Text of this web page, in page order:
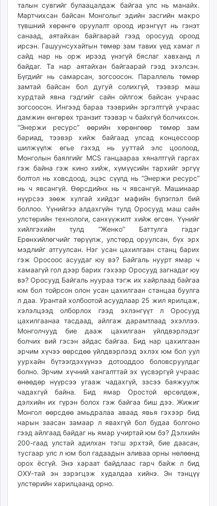
талын сувгийг булаацалдаж байгаа улс нь манайх.
Мартчихсан байсан Монголыг эдийн засгийн макро
түвшний хөрөнгө оруулалт ороод ирэнгүүт нь гэнэт
санаад, аятайхан байгаарай гээд оросууд ороод
ирсэн. Гашуунсухайтын төмөр зам тавих үед хамаг л
сайд нар нь орж ирээд үнэгүй бяслаг хавханд л
байдаг. Та нар аятайхан байгаарай гээд эхэлсэн.
Бүгдийг нь самарсан, зогсоосон. Параллель төмөр
замтай байсан бол дугуй солихгүй, тээвэр маш
хурдтай явна гэдгийг сайн ойлгож байсан учраас
зогсоосон. Ингээд бараа тээврийн эргэлтгүй учраас
дамжин өнгөрөх транзит тээвэр ч байхгүй болчихсон.
“Энержи ресурс” өөрийн хөрөнгөөр төмөр зам
бариад, тээвэр хийж байгаад улсад концессоор
шилжүүлж өгье гэхэд нь ууттай элс цоолоод,
Монголын баялгийг MCS ганцаараа хяналтгүй гаргах
гэж байна гэж кино хийж, хүмүүсийн тархийг эргүү
болтол нь ховсдоод, эцэс сүүлд нь “Энержи ресурс”
нь ч явсангүй. Өөрсдийнх нь ч явсангүй. Машинаар
нүүрсээ зөөж хулгай хийдэг мафийн бүлэглэл бий
боллоо. Үүнийгээ алдахгүйн тулд Оросууд маш сайн
улстөрийн технологи, санхүүжилт хийж өгсөн. Үүнийг
хийлгэхийн тулд “Женко” Баттулга гэдэг
Ерөнхийлөгчийг төрүүлж, улстөрд оруулсан, бүх эрх
мэдлийг атгуулсан. Нэг усан цахилгаан станц барих
гэж Оросоос асуудаг юу вэ? Байгаль нуурт ямар ч
хамаагүй гол дээр барих гэхээр Оросууд загнадаг юу
вэ? Оросууд Байгаль нуураа тэгж их хайрлаад байгаа
юм бол тойрсон олон усан цахилгаан станцаа буулга
л даа. Урантай холбоотой асуудлаар 25 жил ярилцаж,
хэлэлцээд олборлох гээд эхлэнгүүт л Оросууд
цахилгаанаа тасдаад, айлгаж дарамтлаад эхэллээ.
Монголчууд бие дааж цахилгаан үйлдвэрлэдэг
болчих вий гэсэн айдас байгаа. Бид нар цахилгаан
эрчим хүчээ өөрсдөө үйлдвэрлээд эхлэх юм бол уул
уурхайн бүтээгдэхүүнээ дотооддоо боловсруулдаг
болно. Эрчим хүчний хангалттай эх үүсвэргүй учраас
өнөөдөр нүүрсээ угааж чадахгүй, зэсээ баяжуулж
чадахгүй байна. Бид ямар Оростой өрсөлдөж,
дэлхийн их гүрэн болох гэж байгаа биш дээ. Жижиг
Монгол өөрсдөө амьдралаа аваад явья гэхээр бид
нарын заасан замаар л явахгүй бол будаа болгоно
гээд айлгаад байдаг нь ямар учиртай юм бэ? Дэлхийн
200-гаад улстай адилхан тэгш эрхтэй, бие даасан,
тусгаар улс л юм бол гадаадын аливаа орны нөлөөнд
орох ёсгүй. Энэ хараат байдлаас гарч байж л бид
ОХУ-тай эн зэрэгцэж худалдаа хийнэ. Эн тэнцүү
улстөрийн харилцаанд орно.